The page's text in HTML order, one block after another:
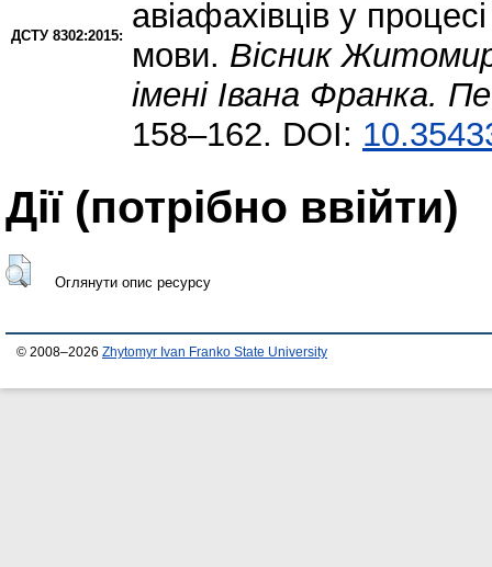
ДСТУ 8302:2015:
авіафахівців у
мови. Вісник
імені Івана Франка.
158–162. DOI:
Дії ​​(потрібно ввійти)
Оглянути опис ресурсу
© 2008–2026 Zhytomyr Ivan Franko State University